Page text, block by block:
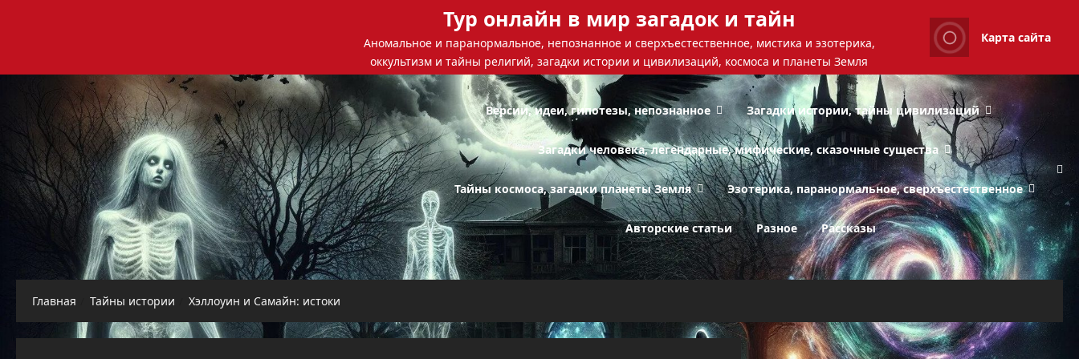
Тур онлайн в мир загадок и тайн
Аномальное и паранормальное, непознанное и сверхъестественное, мистика и эзотерика,
оккультизм и тайны религий, загадки истории и цивилизаций, космоса и планеты Земля
Карта сайта
Версии, идеи, гипотезы, непознанное Загадки истории, тайны цивилизаций
Загадки человека, легендарные, мифические, сказочные существа
Тайны космоса, загадки планеты Земля Эзотерика, паранормальное, сверхъестественное
Авторские статьи Разное Рассказы
Главная Тайны истории Хэллоуин и Самайн: истоки